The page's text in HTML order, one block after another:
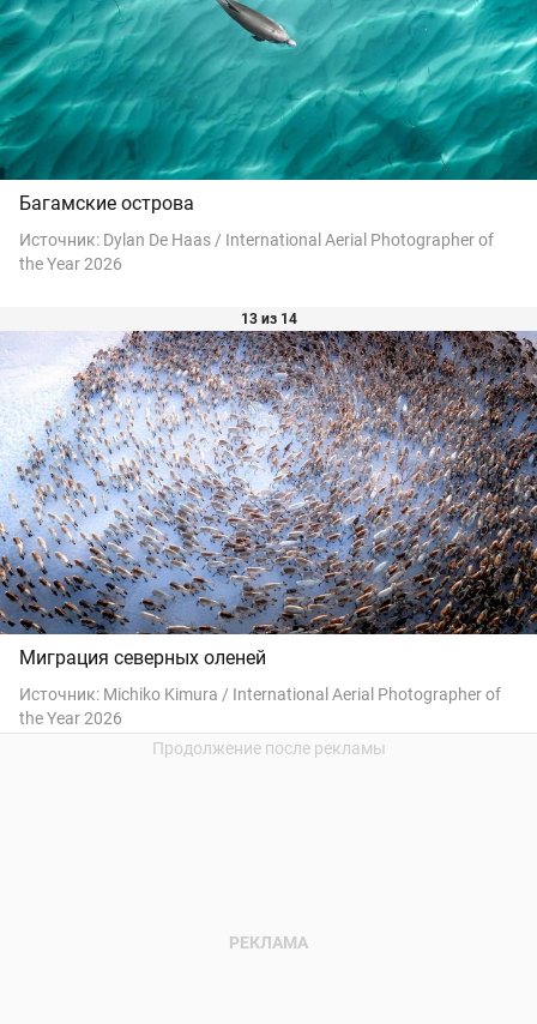
Багамские острова
Источник: Dylan De Haas / International Aerial Photographer of
the Year 2026
13 из 14
Миграция северных оленей
Источник: Michiko Kimura / International Aerial Photographer of
the Year 2026